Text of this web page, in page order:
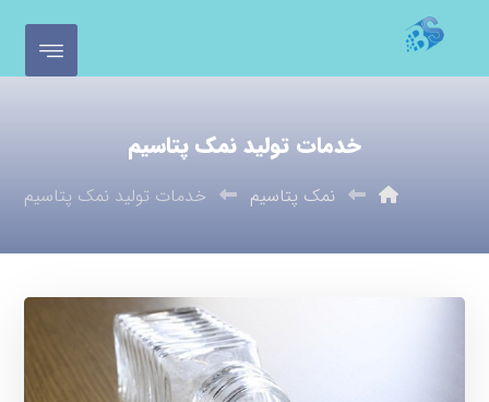
خدمات تولید نمک پتاسیم
نمک پتاسیم خدمات تولید نمک پتاسیم